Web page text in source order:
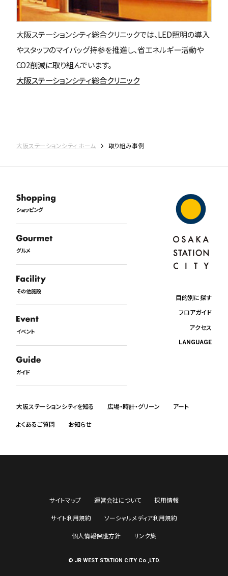
大阪ステーションシティ総合クリニックでは、LED照明の導入
やスタッフのマイバッグ持参を推進し、省エネルギー活動や
CO2削減に取り組んでいます。
大阪ステーションシティ総合クリニック
大阪ステーションシティ ホーム 取り組み事例
ショッピング
グルメ
その他施設
イベント
ガイド
大阪ステーションシティを知る 広場・時計・グリーン アート
目的別に探す
フロアガイド
アクセス
LANGUAGE
ภาษาไทย
よくあるご質問 お知らせ
サイトマップ 運営会社について 採用情報
サイト利用規約 ソーシャルメディア利用規約
個人情報保護方針 リンク集
© JR WEST STATION CITY Co.,LTD.